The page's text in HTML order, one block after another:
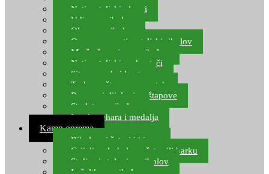
Natjecateljski plovci
Udice za ribolov
Olovo za ribolov
Oprema za natjecateljski ribolov
Mreže čuvarice za ribolov
Natjecateljski podmetači
Sito, posude i kante
Torbe za štapove – match
Rezervni dijelovi za štapove
Starlete za ribolov
Izrada pehara i medalja
Kamp oprema
Ribolovni šatori i bivvy
Grijalice, kuhala za šator ili barku
Stolice i stolovi za ribolov